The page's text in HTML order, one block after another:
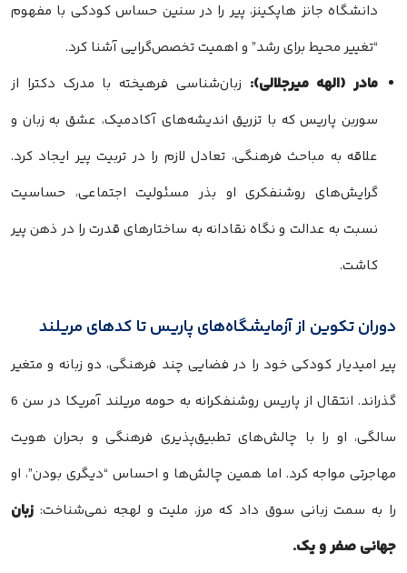
دانشگاه جانز هاپکینز، پیر را در سنین حساس کودکی با مفهوم
“تغییر محیط برای رشد” و اهمیت تخصص‌گرایی آشنا کرد.
مادر (الهه میرجلالی): زبان‌شناسی فرهیخته با مدرک دکترا از
سوربن پاریس که با تزریق اندیشه‌های آکادمیک، عشق به زبان و
علاقه به مباحث فرهنگی، تعادل لازم را در تربیت پیر ایجاد کرد.
گرایش‌های روشنفکری او بذر مسئولیت اجتماعی، حساسیت
نسبت به عدالت و نگاه نقادانه به ساختارهای قدرت را در ذهن پیر
کاشت.
دوران تکوین از آزمایشگاه‌های پاریس تا کدهای مریلند
پیر امیدیار کودکی خود را در فضایی چند فرهنگی، دو زبانه و متغیر
گذراند. انتقال از پاریس روشنفکرانه به حومه مریلند آمریکا در سن 6
سالگی، او را با چالش‌های تطبیق‌پذیری فرهنگی و بحران هویت
مهاجرتی مواجه کرد. اما همین چالش‌ها و احساس “دیگری بودن”، او
را به سمت زبانی سوق داد که مرز، ملیت و لهجه نمی‌شناخت: زبان
جهانی صفر و یک.